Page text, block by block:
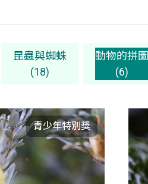
昆蟲與蜘蛛
(18)
動物的拼圖
(6)
青少年特別獎